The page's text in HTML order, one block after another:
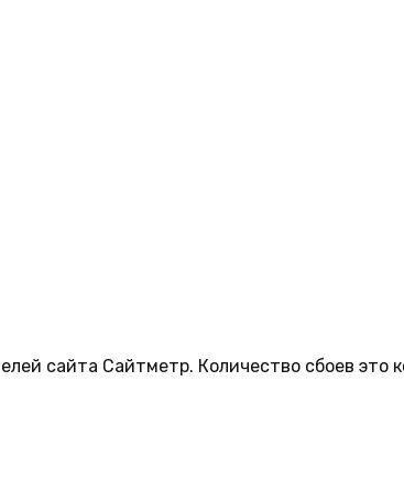
сайта Сайтметр. Количество сбоев это